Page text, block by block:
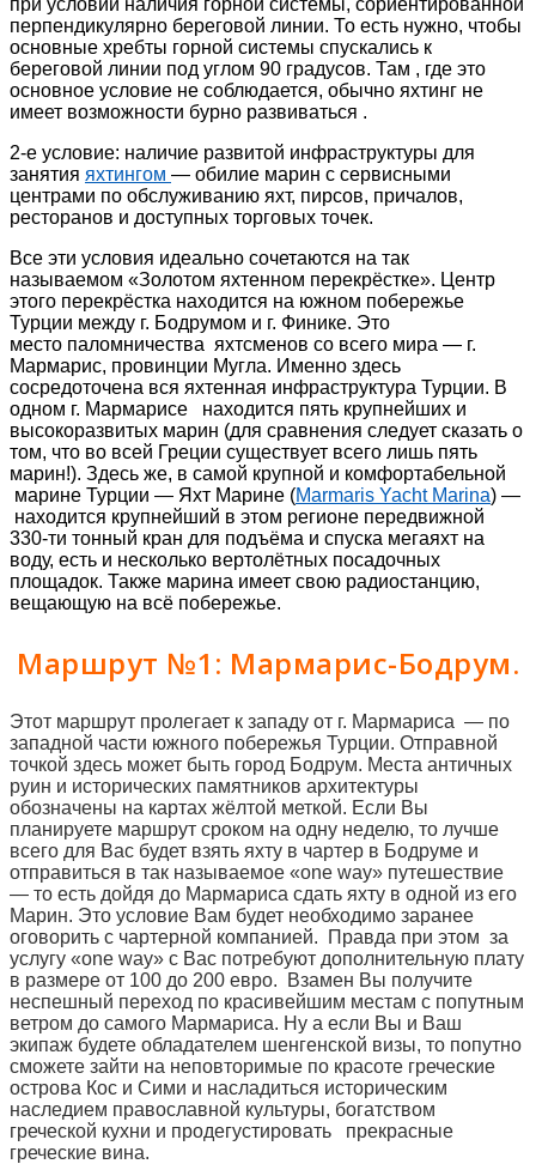
перпендикулярно береговой линии. То есть нужно, чтобы
основные хребты горной системы спускались к
береговой линии под углом 90 градусов. Там , где это
основное условие не соблюдается, обычно яхтинг не
имеет возможности бурно развиваться .
2-е условие: наличие развитой инфраструктуры для
занятия яхтингом — обилие марин с сервисными
центрами по обслуживанию яхт, пирсов, причалов,
ресторанов и доступных торговых точек.
Все эти условия идеально сочетаются на так
называемом «Золотом яхтенном перекрёстке». Центр
этого перекрёстка находится на южном побережье
Турции между г. Бодрумом и г. Финике. Это
место паломничества яхтсменов со всего мира — г.
Мармарис, провинции Мугла. Именно здесь
сосредоточена вся яхтенная инфраструктура Турции. В
одном г. Мармарисе находится пять крупнейших и
высокоразвитых марин (для сравнения следует сказать о
том, что во всей Греции существует всего лишь пять
марин!). Здесь же, в самой крупной и комфортабельной
марине Турции — Яхт Марине (Marmaris Yacht Marina) —
находится крупнейший в этом регионе передвижной
330-ти тонный кран для подъёма и спуска мегаяхт на
воду, есть и несколько вертолётных посадочных
площадок. Также марина имеет свою радиостанцию,
вещающую на всё побережье.
Маршрут №1: Мармарис-Бодрум.
Этот маршрут пролегает к западу от г. Мармариса — по
западной части южного побережья Турции. Отправной
точкой здесь может быть город Бодрум. Места античных
руин и исторических памятников архитектуры
обозначены на картах жёлтой меткой. Если Вы
планируете маршрут сроком на одну неделю, то лучше
всего для Вас будет взять яхту в чартер в Бодруме и
отправиться в так называемое «one way» путешествие
— то есть дойдя до Мармариса сдать яхту в одной из его
Марин. Это условие Вам будет необходимо заранее
оговорить с чартерной компанией. Правда при этом за
услугу «one way» с Вас потребуют дополнительную плату
в размере от 100 до 200 евро. Взамен Вы получите
неспешный переход по красивейшим местам с попутным
ветром до самого Мармариса. Ну а если Вы и Ваш
экипаж будете обладателем шенгенской визы, то попутно
сможете зайти на неповторимые по красоте греческие
острова Кос и Сими и насладиться историческим
наследием православной культуры, богатством
греческой кухни и продегустировать прекрасные
греческие вина.